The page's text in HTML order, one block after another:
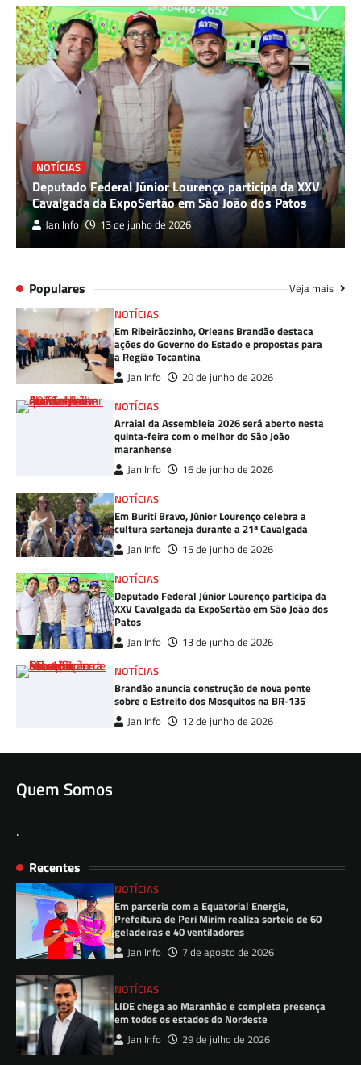
NOTÍCIAS
Deputado Federal Júnior Lourenço participa da XXV
Cavalgada da ExpoSertão em São João dos Patos
Jan Info 13 de junho de 2026
Populares Veja mais
NOTÍCIAS
Em Ribeirãozinho, Orleans Brandão destaca
ações do Governo do Estado e propostas para
a Região Tocantina
Jan Info
20 de junho de 2026
NOTÍCIAS
Arraial da Assembleia 2026 será aberto nesta
quinta-feira com o melhor do São João
maranhense
Jan Info
16 de junho de 2026
NOTÍCIAS
Em Buriti Bravo, Júnior Lourenço celebra a
cultura sertaneja durante a 21ª Cavalgada
Jan Info
15 de junho de 2026
NOTÍCIAS
Deputado Federal Júnior Lourenço participa da
XXV Cavalgada da ExpoSertão em São João dos
Patos
Jan Info
13 de junho de 2026
NOTÍCIAS
Brandão anuncia construção de nova ponte
sobre o Estreito dos Mosquitos na BR-135
Jan Info 12 de junho de 2026
Quem Somos
.
Recentes
NOTÍCIAS
Em parceria com a Equatorial Energia,
Prefeitura de Peri Mirim realiza sorteio de 60
geladeiras e 40 ventiladores
Jan Info 7 de agosto de 2026
NOTÍCIAS
LIDE chega ao Maranhão e completa presença
em todos os estados do Nordeste
Jan Info 29 de julho de 2026